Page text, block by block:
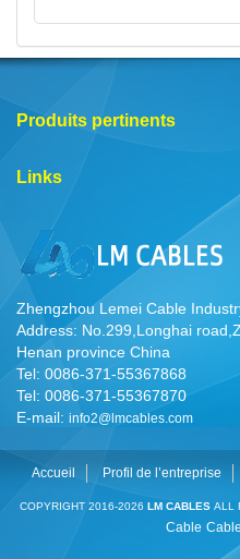
Produits pertinents
Links
Zhengzhou Lemei Cable
Address: No.299,Longhai
Henan province China
Tel: 0086-371-55367868
Tel: 0086-371-55367870
E-mail: info2@lmcables.com
Accueil Profil de l’entreprise
COPYRIGHT 2016-2026 LM CABLES ALL
Cable